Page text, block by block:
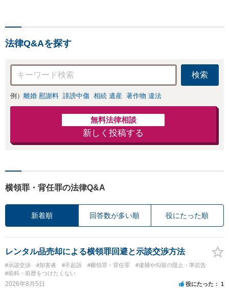
切な対応を心がけておりま
法律Q&Aを探す
検索
例） 離婚 慰謝料 誹謗中傷 相続 遺産 著作物 違法
無料法律相談
新しく投稿する
横領罪・背任罪の法律Q&A
新着順 回答数が多い順 役にたった順
レンタル品売却による横領罪回避と示談交渉方法
#示談交渉 #加害者 #不起訴 #横領罪・背任罪
#逮捕や勾留の阻止・準抗告
#前科・前歴をつけたくない
2026年8月5日 役にたった 1